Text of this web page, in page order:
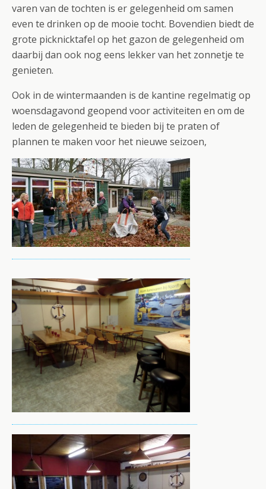
varen van de tochten is er gelegenheid om samen
even te drinken op de mooie tocht. Bovendien biedt de
grote picknicktafel op het gazon de gelegenheid om
daarbij dan ook nog eens lekker van het zonnetje te
genieten.
Ook in de wintermaanden is de kantine regelmatig op
woensdagavond geopend voor activiteiten en om de
leden de gelegenheid te bieden bij te praten of
plannen te maken voor het nieuwe seizoen,